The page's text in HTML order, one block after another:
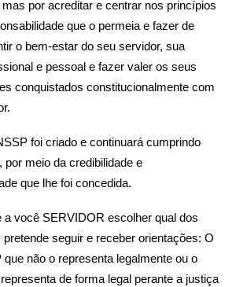
por acreditar e centrar nos princípios
que o permeia e fazer de
o bem-estar do seu servidor, sua
e pessoal e fazer valer os seus
conquistados constitucionalmente com
foi criado e continuará cumprindo
por meio da credibilidade e
que lhe foi concedida.
a você SERVIDOR escolher qual dos
seguir e receber orientações: O
não o representa legalmente ou o
de forma legal perante a justiça